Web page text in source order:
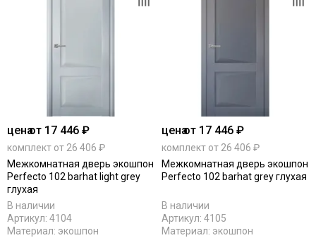
ценаот 17 446 ₽
комплект от 26 406 ₽
Межкомнатная дверь экошпон
Perfecto 102 barhat light grey
глухая
В наличии
Артикул: 4104
Материал: экошпон
ценаот 17 446 ₽
комплект от 26 406 ₽
Межкомнатная дверь экошпон
Perfecto 102 barhat grey глухая
В наличии
Артикул: 4105
Материал: экошпон